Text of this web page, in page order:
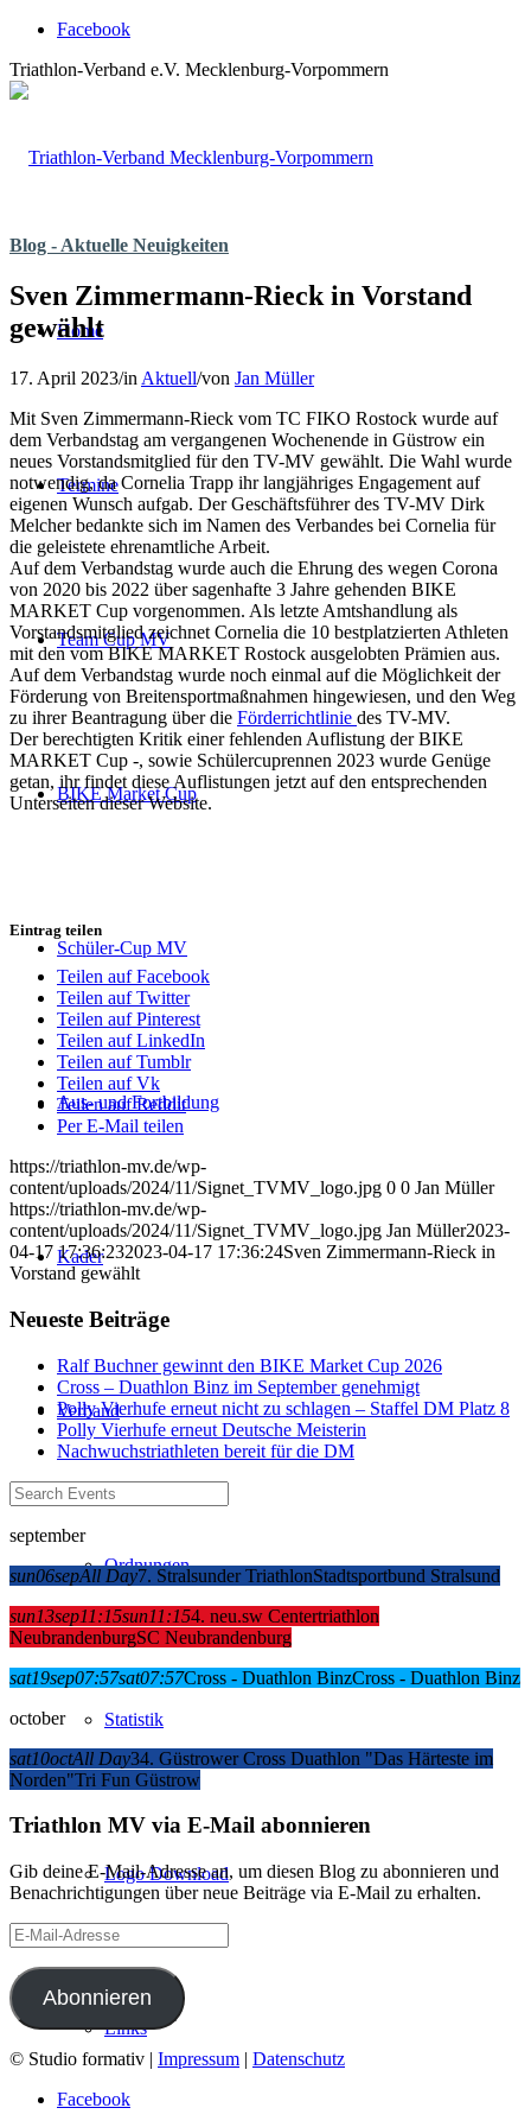
Facebook
Triathlon-Verband e.V. Mecklenburg-Vorpommern
Home
Termine
Team Cup MV
BIKE Market Cup
Schüler-Cup MV
Aus- und Fortbildung
Kader
Verband
Ordnungen
Statistik
Logo Download
Links
Blog - Aktuelle Neuigkeiten
Sven Zimmermann-Rieck in Vorstand
gewählt
17. April 2023/in Aktuell/von Jan Müller
Mit Sven Zimmermann-Rieck vom TC FIKO Rostock wurde auf
dem Verbandstag am vergangenen Wochenende in Güstrow ein
neues Vorstandsmitglied für den TV-MV gewählt. Die Wahl wurde
notwendig, da Cornelia Trapp ihr langjähriges Engagement auf
eigenen Wunsch aufgab. Der Geschäftsführer des TV-MV Dirk
Melcher bedankte sich im Namen des Verbandes bei Cornelia für
die geleistete ehrenamtliche Arbeit.
Auf dem Verbandstag wurde auch die Ehrung des wegen Corona
von 2020 bis 2022 über sagenhafte 3 Jahre gehenden BIKE
MARKET Cup vorgenommen. Als letzte Amtshandlung als
Vorstandsmitglied zeichnet Cornelia die 10 bestplatzierten Athleten
mit den vom BIKE MARKET Rostock ausgelobten Prämien aus.
Auf dem Verbandstag wurde noch einmal auf die Möglichkeit der
Förderung von Breitensportmaßnahmen hingewiesen, und den Weg
zu ihrer Beantragung über die Förderrichtlinie des TV-MV.
Der berechtigten Kritik einer fehlenden Auflistung der BIKE
MARKET Cup -, sowie Schülercuprennen 2023 wurde Genüge
getan, ihr findet diese Auflistungen jetzt auf den entsprechenden
Unterseiten dieser Website.
Eintrag teilen
Teilen auf Facebook
Teilen auf Twitter
Teilen auf Pinterest
Teilen auf LinkedIn
Teilen auf Tumblr
Teilen auf Vk
Teilen auf Reddit
Per E-Mail teilen
https://triathlon-mv.de/wp-
content/uploads/2024/11/Signet_TVMV_logo.jpg 0 0 Jan Müller
https://triathlon-mv.de/wp-
content/uploads/2024/11/Signet_TVMV_logo.jpg Jan Müller2023-
04-17 17:36:232023-04-17 17:36:24Sven Zimmermann-Rieck in
Vorstand gewählt
Neueste Beiträge
Ralf Buchner gewinnt den BIKE Market Cup 2026
Cross – Duathlon Binz im September genehmigt
Polly Vierhufe erneut nicht zu schlagen – Staffel DM Platz 8
Polly Vierhufe erneut Deutsche Meisterin
Nachwuchstriathleten bereit für die DM
september
sun06sepAll Day7. Stralsunder TriathlonStadtsportbund Stralsund
sun13sep11:15sun11:154. neu.sw Centertriathlon
NeubrandenburgSC Neubrandenburg
sat19sep07:57sat07:57Cross - Duathlon BinzCross - Duathlon Binz
october
sat10octAll Day34. Güstrower Cross Duathlon "Das Härteste im
Norden"Tri Fun Güstrow
Triathlon MV via E-Mail abonnieren
Gib deine E-Mail-Adresse an, um diesen Blog zu abonnieren und
Benachrichtigungen über neue Beiträge via E-Mail zu erhalten.
E-
Mail-
Adresse
Abonnieren
© Studio formativ | Impressum | Datenschutz
Facebook